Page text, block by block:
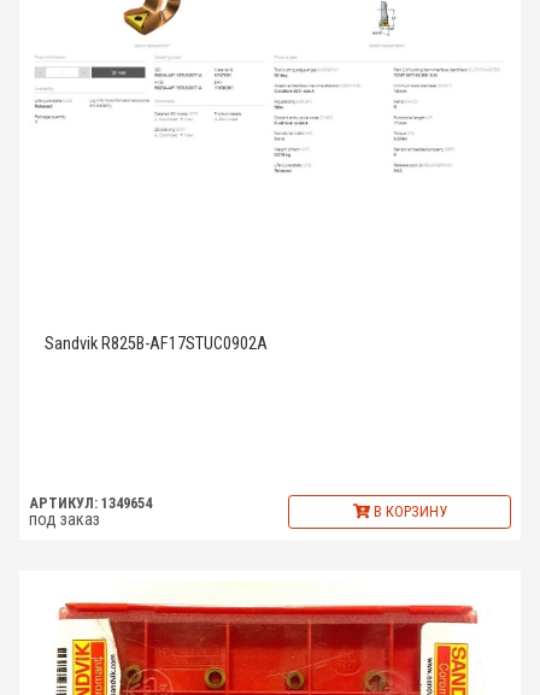
Sandvik R825B-AF17STUC0902A
АРТИКУЛ: 1349654
под заказ В КОРЗИНУ